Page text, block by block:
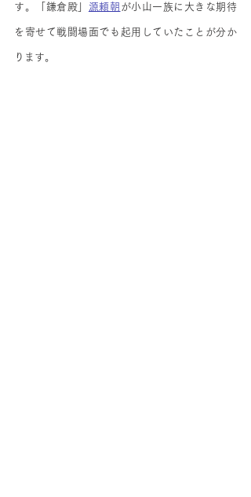
す。「鎌倉殿」 源頼朝 が小山一族に大きな期待
を寄せて戦闘場面でも起用していたことが分か
ります。